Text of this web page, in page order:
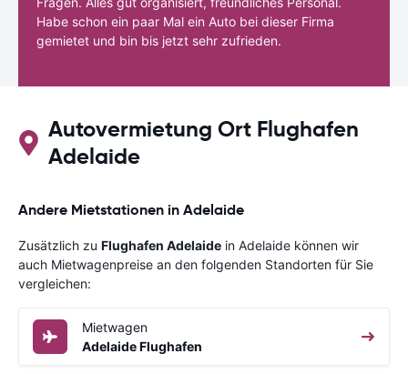
Habe schon ein paar Mal ein Auto bei dieser Firma
gemietet und bin bis jetzt sehr zufrieden.
Autovermietung Ort Flughafen
Adelaide
Andere Mietstationen in Adelaide
Zusätzlich zu Flughafen Adelaide in Adelaide können wir
auch Mietwagenpreise an den folgenden Standorten für Sie
vergleichen:
Mietwagen
Adelaide Flughafen